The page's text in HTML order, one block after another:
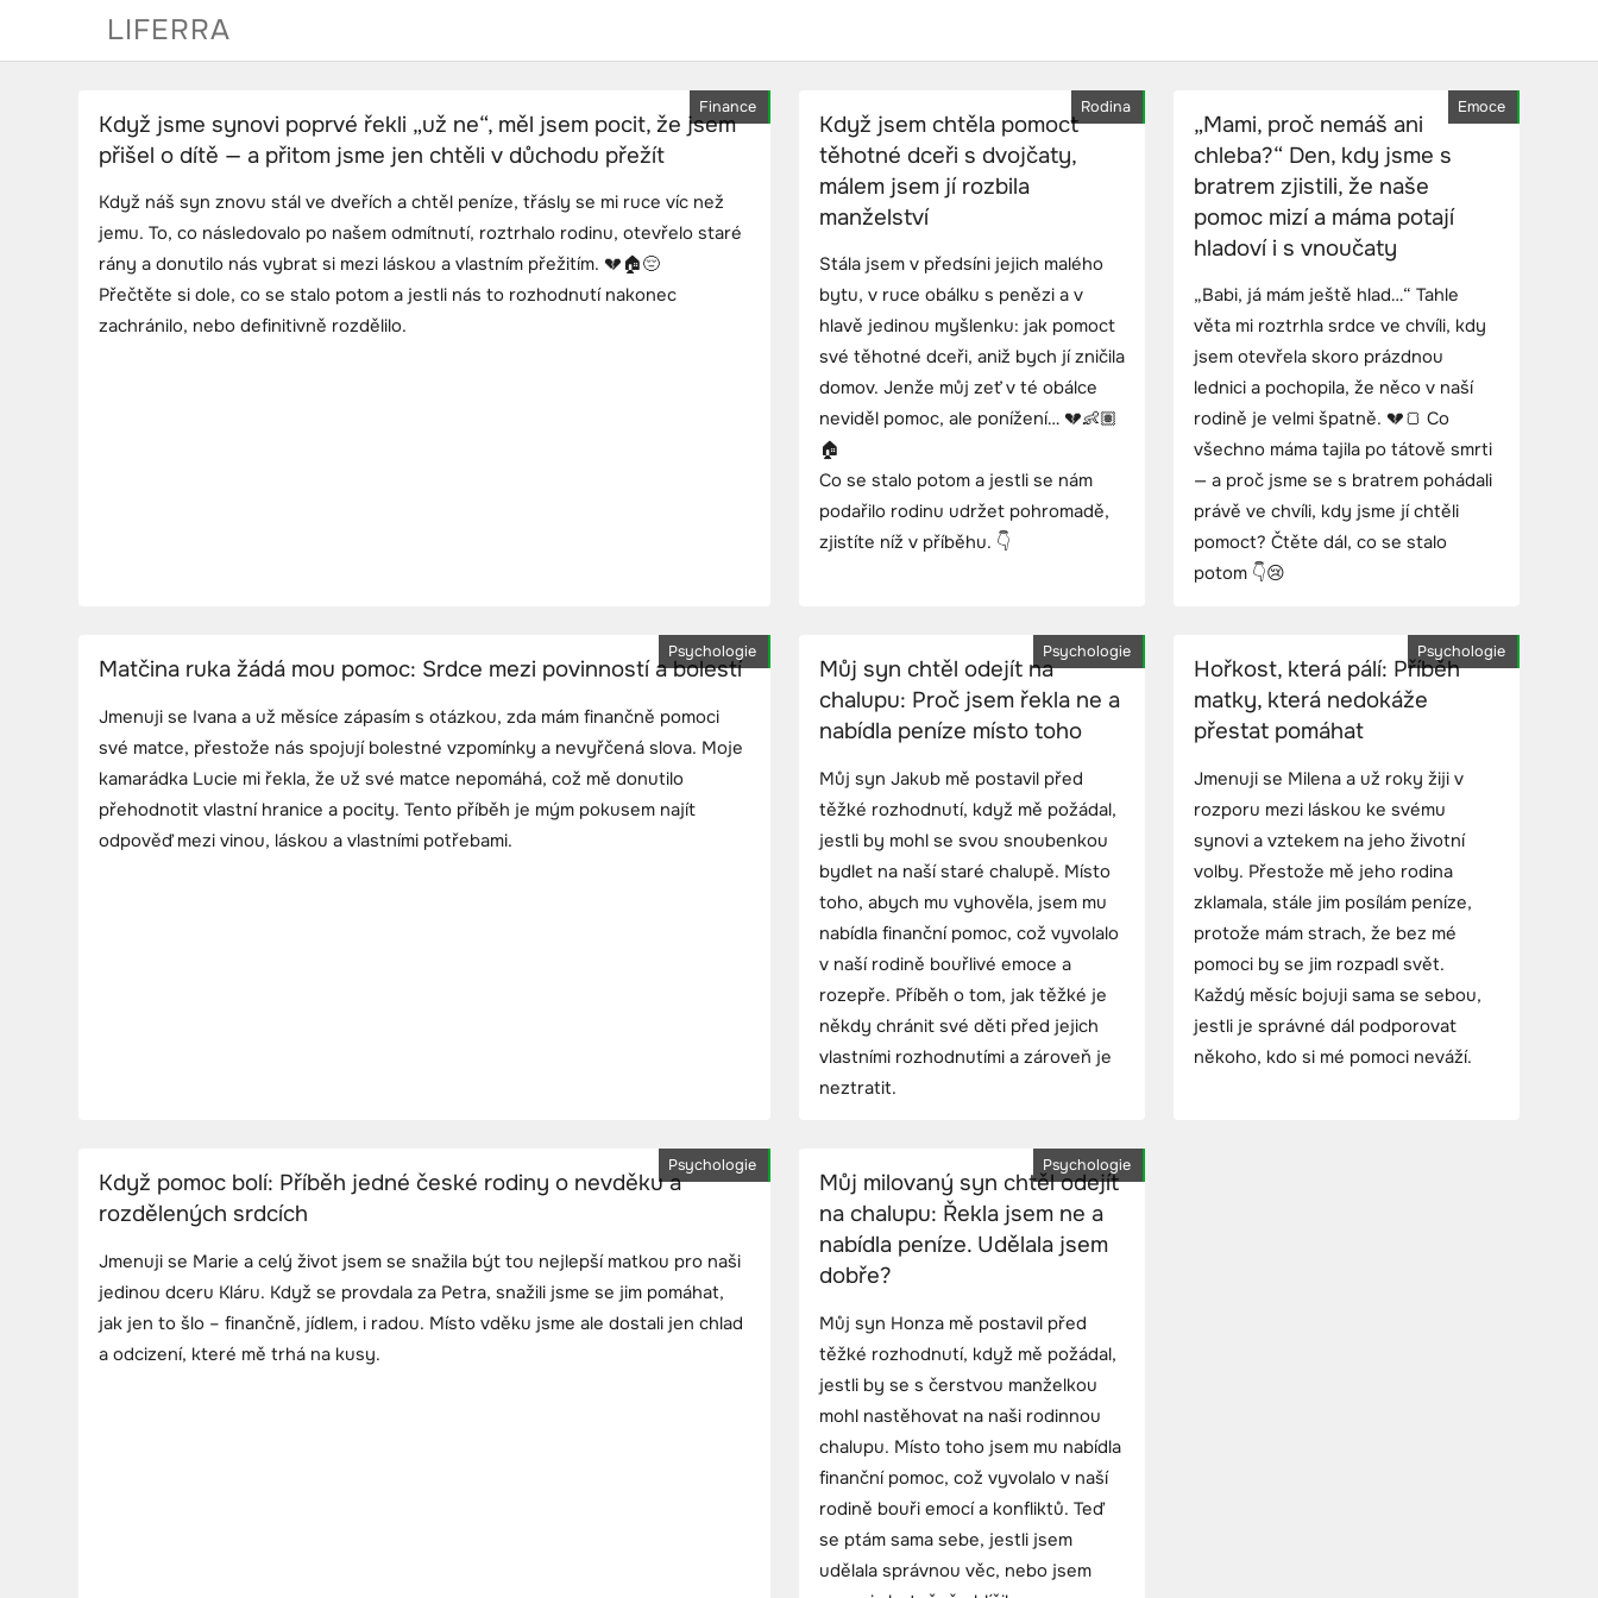
LIFERRA
Finance
Když jsme synovi poprvé řekli „už ne“, měl jsem pocit, že jsem
přišel o dítě — a přitom jsme jen chtěli v důchodu přežít
Když náš syn znovu stál ve dveřích a chtěl peníze, třásly se mi ruce víc než
jemu. To, co následovalo po našem odmítnutí, roztrhalo rodinu, otevřelo staré
rány a donutilo nás vybrat si mezi láskou a vlastním přežitím. 💔🏠😔
Přečtěte si dole, co se stalo potom a jestli nás to rozhodnutí nakonec
zachránilo, nebo definitivně rozdělilo.
Rodina
Když jsem chtěla pomoct
těhotné dceři s dvojčaty,
málem jsem jí rozbila
manželství
Stála jsem v předsíni jejich malého
bytu, v ruce obálku s penězi a v
hlavě jedinou myšlenku: jak pomoct
své těhotné dceři, aniž bych jí zničila
domov. Jenže můj zeť v té obálce
neviděl pomoc, ale ponížení… 💔👶🏽
🏠
Co se stalo potom a jestli se nám
podařilo rodinu udržet pohromadě,
zjistíte níž v příběhu. 👇
Emoce
„Mami, proč nemáš ani
chleba?“ Den, kdy jsme s
bratrem zjistili, že naše
pomoc mizí a máma potají
hladoví i s vnoučaty
„Babi, já mám ještě hlad…“ Tahle
věta mi roztrhla srdce ve chvíli, kdy
jsem otevřela skoro prázdnou
lednici a pochopila, že něco v naší
rodině je velmi špatně. 💔🍞 Co
všechno máma tajila po tátově smrti
— a proč jsme se s bratrem pohádali
právě ve chvíli, kdy jsme jí chtěli
pomoct? Čtěte dál, co se stalo
potom 👇😢
Psychologie
Matčina ruka žádá mou pomoc: Srdce mezi povinností a bolestí
Jmenuji se Ivana a už měsíce zápasím s otázkou, zda mám finančně pomoci
své matce, přestože nás spojují bolestné vzpomínky a nevyřčená slova. Moje
kamarádka Lucie mi řekla, že už své matce nepomáhá, což mě donutilo
přehodnotit vlastní hranice a pocity. Tento příběh je mým pokusem najít
odpověď mezi vinou, láskou a vlastními potřebami.
Psychologie
Můj syn chtěl odejít na
chalupu: Proč jsem řekla ne a
nabídla peníze místo toho
Můj syn Jakub mě postavil před
těžké rozhodnutí, když mě požádal,
jestli by mohl se svou snoubenkou
bydlet na naší staré chalupě. Místo
toho, abych mu vyhověla, jsem mu
nabídla finanční pomoc, což vyvolalo
v naší rodině bouřlivé emoce a
rozepře. Příběh o tom, jak těžké je
někdy chránit své děti před jejich
vlastními rozhodnutími a zároveň je
neztratit.
Psychologie
Hořkost, která pálí: Příběh
matky, která nedokáže
přestat pomáhat
Jmenuji se Milena a už roky žiji v
rozporu mezi láskou ke svému
synovi a vztekem na jeho životní
volby. Přestože mě jeho rodina
zklamala, stále jim posílám peníze,
protože mám strach, že bez mé
pomoci by se jim rozpadl svět.
Každý měsíc bojuji sama se sebou,
jestli je správné dál podporovat
někoho, kdo si mé pomoci neváží.
Psychologie
Když pomoc bolí: Příběh jedné české rodiny o nevděku a
rozdělených srdcích
Jmenuji se Marie a celý život jsem se snažila být tou nejlepší matkou pro naši
jedinou dceru Kláru. Když se provdala za Petra, snažili jsme se jim pomáhat,
jak jen to šlo – finančně, jídlem, i radou. Místo vděku jsme ale dostali jen chlad
a odcizení, které mě trhá na kusy.
Psychologie
Můj milovaný syn chtěl odejít
na chalupu: Řekla jsem ne a
nabídla peníze. Udělala jsem
dobře?
Můj syn Honza mě postavil před
těžké rozhodnutí, když mě požádal,
jestli by se s čerstvou manželkou
mohl nastěhovat na naši rodinnou
chalupu. Místo toho jsem mu nabídla
finanční pomoc, což vyvolalo v naší
rodině bouři emocí a konfliktů. Teď
se ptám sama sebe, jestli jsem
udělala správnou věc, nebo jsem